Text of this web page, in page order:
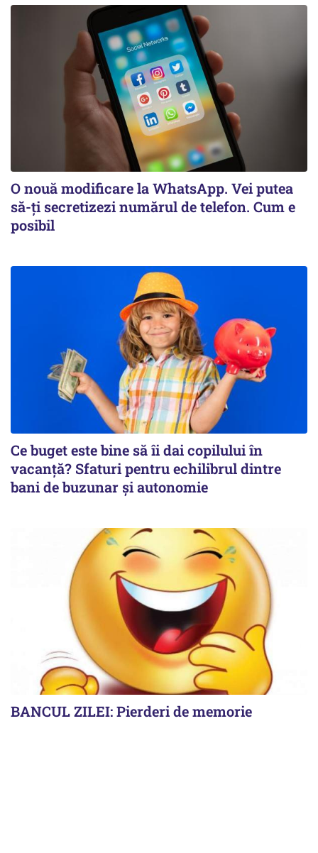
O nouă modificare la WhatsApp. Vei putea
să-ți secretizezi numărul de telefon. Cum e
posibil
Ce buget este bine să îi dai copilului în
vacanță? Sfaturi pentru echilibrul dintre
bani de buzunar și autonomie
BANCUL ZILEI: Pierderi de memorie